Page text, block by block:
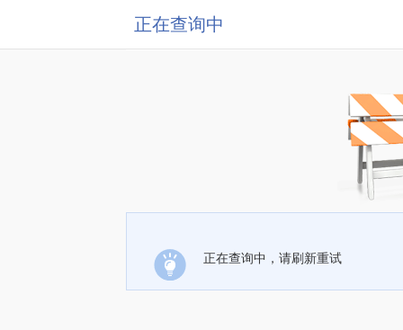
正在查询中
正在查询中，请刷新重试